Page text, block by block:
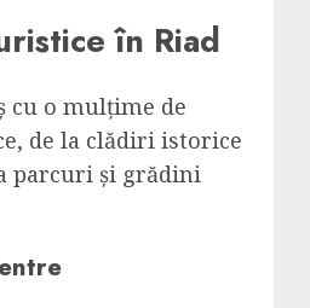
în Riad
cu o mulțime de
de la clădiri istorice
parcuri și grădini